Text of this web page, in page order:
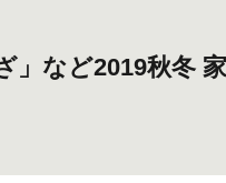
など2019秋冬